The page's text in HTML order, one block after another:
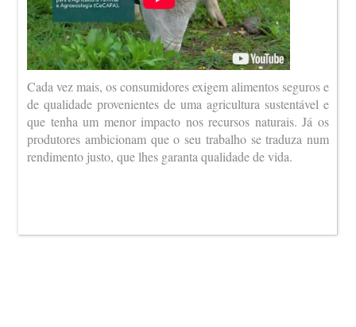
Cada vez mais, os consumidores exigem alimentos seguros e
de qualidade provenientes de uma agricultura sustentável e
que tenha um menor impacto nos recursos naturais. Já os
produtores ambicionam que o seu trabalho se traduza num
rendimento justo, que lhes garanta qualidade de vida.